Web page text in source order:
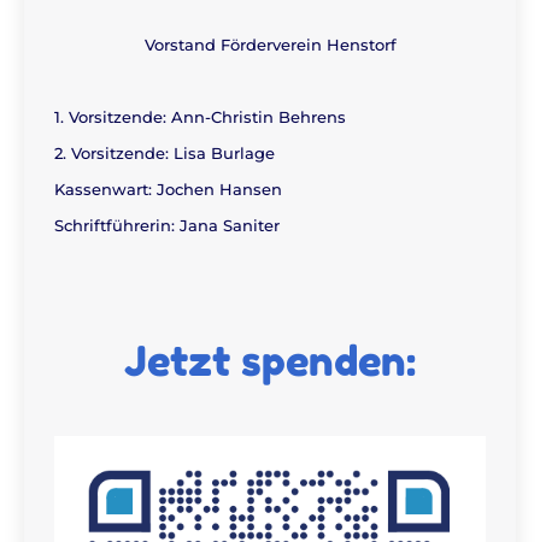
Vorstand Förderverein Henstorf
1. Vorsitzende: Ann-Christin Behrens
2. Vorsitzende: Lisa Burlage
Kassenwart: Jochen Hansen
Schriftführerin: Jana Saniter
Jetzt spenden: